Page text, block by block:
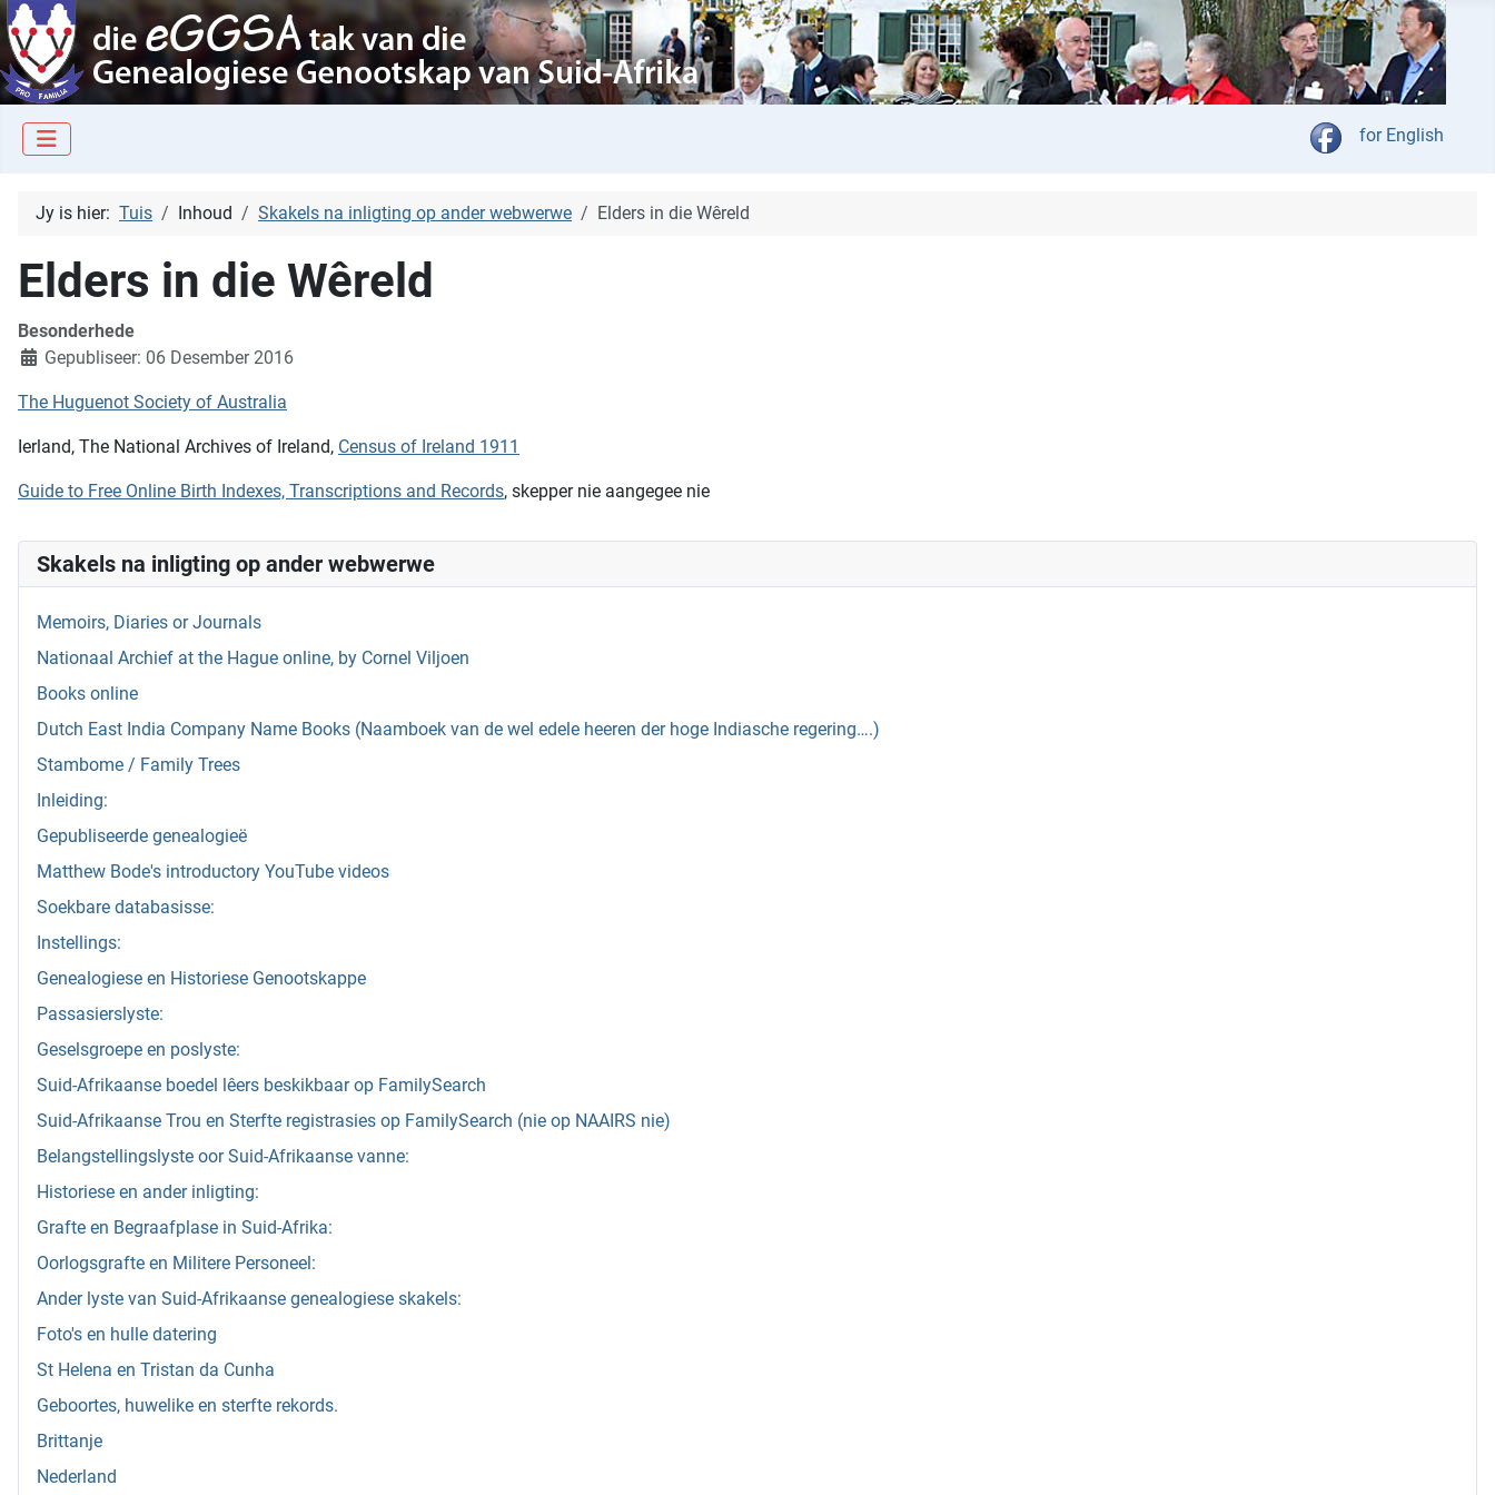
Kies jou taal
for English
Skakels na inligting op ander webwerwe
Memoirs, Diaries or Journals
Nationaal Archief at the Hague online, by Cornel Viljoen
Books online
Dutch East India Company Name Books (Naamboek van de wel edele heeren der hoge Indiasche regering….)
Stambome / Family Trees
Inleiding:
Gepubliseerde genealogieë
Matthew Bode's introductory YouTube videos
Soekbare databasisse:
Instellings:
Genealogiese en Historiese Genootskappe
Passasierslyste:
Geselsgroepe en poslyste:
Suid-Afrikaanse boedel lêers beskikbaar op FamilySearch
Suid-Afrikaanse Trou en Sterfte registrasies op FamilySearch (nie op NAAIRS nie)
Belangstellingslyste oor Suid-Afrikaanse vanne:
Historiese en ander inligting:
Grafte en Begraafplase in Suid-Afrika:
Oorlogsgrafte en Militere Personeel:
Ander lyste van Suid-Afrikaanse genealogiese skakels:
Foto's en hulle datering
St Helena en Tristan da Cunha
Geboortes, huwelike en sterfte rekords.
Brittanje
Nederland
Jy is hier: Tuis Inhoud Skakels na inligting op ander webwerwe Elders in die Wêreld
Elders in die Wêreld
Besonderhede
Gepubliseer: 06 Desember 2016
The Huguenot Society of Australia
Ierland, The National Archives of Ireland, Census of Ireland 1911
Guide to Free Online Birth Indexes, Transcriptions and Records, skepper nie aangegee nie